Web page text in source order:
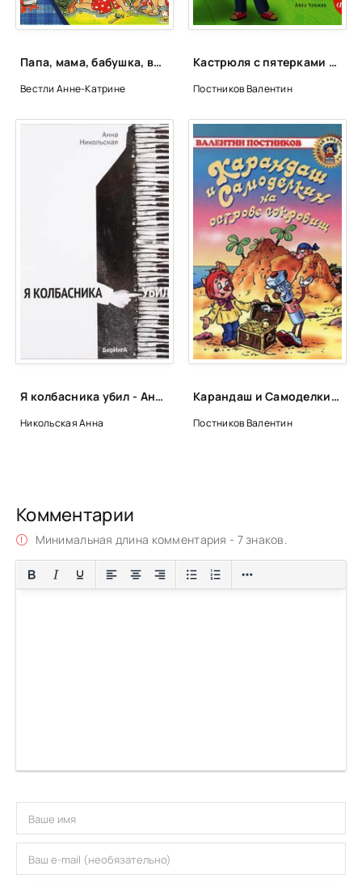
Папа, мама, бабушка, восемь детей и грузовик - Анне-Катарина Вестли
Вестли Анне-Катрине
Кастрюля с пятерками - Валентин Постников
Постников Валентин
Я колбасника убил - Анна Никольская
Никольская Анна
Карандаш и Самоделкин на острове Сокровищ - Валентин Постников
Постников Валентин
Комментарии
Минимальная длина комментария - 7 знаков.